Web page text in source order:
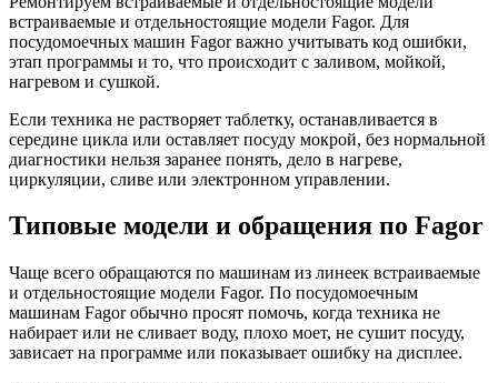
встраиваемые и отдельностоящие модели Fagor. Для
посудомоечных машин Fagor важно учитывать код ошибки,
этап программы и то, что происходит с заливом, мойкой,
нагревом и сушкой.
Если техника не растворяет таблетку, останавливается в
середине цикла или оставляет посуду мокрой, без нормальной
диагностики нельзя заранее понять, дело в нагреве,
циркуляции, сливе или электронном управлении.
Типовые модели и обращения по Fagor
Чаще всего обращаются по машинам из линеек встраиваемые
и отдельностоящие модели Fagor. По посудомоечным
машинам Fagor обычно просят помочь, когда техника не
набирает или не сливает воду, плохо моет, не сушит посуду,
зависает на программе или показывает ошибку на дисплее.